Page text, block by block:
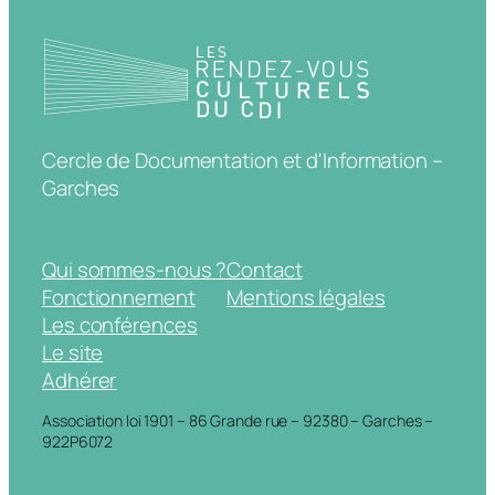
Cercle de Documentation et d'Information –
Garches
Qui sommes-nous ?
Fonctionnement
Les conférences
Le site
Adhérer
Contact
Mentions légales
Association loi 1901 – 86 Grande rue – 92380 – Garches –
922P6072